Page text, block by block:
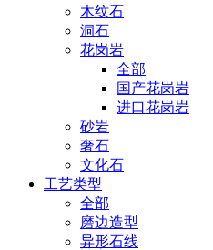
木纹石
洞石
花岗岩
全部
国产花岗岩
进口花岗岩
砂岩
奢石
文化石
工艺类型
全部
磨边造型
异形石线